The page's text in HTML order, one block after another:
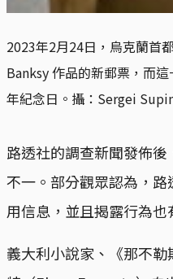
2023年2月24日，烏克蘭首
Banksy 作品的新郵票，而
年紀念日。攝：Sergei
路透社的調查新聞發佈
不一。部分觀眾認為，
用信息，並且揭露行為也
義大利小說家、《那不